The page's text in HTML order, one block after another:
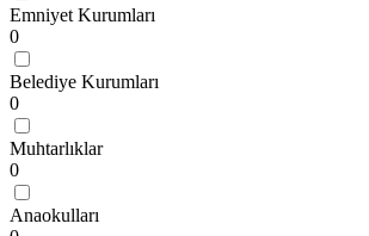
Emniyet Kurumları
0
Belediye Kurumları
0
Muhtarlıklar
0
Anaokulları